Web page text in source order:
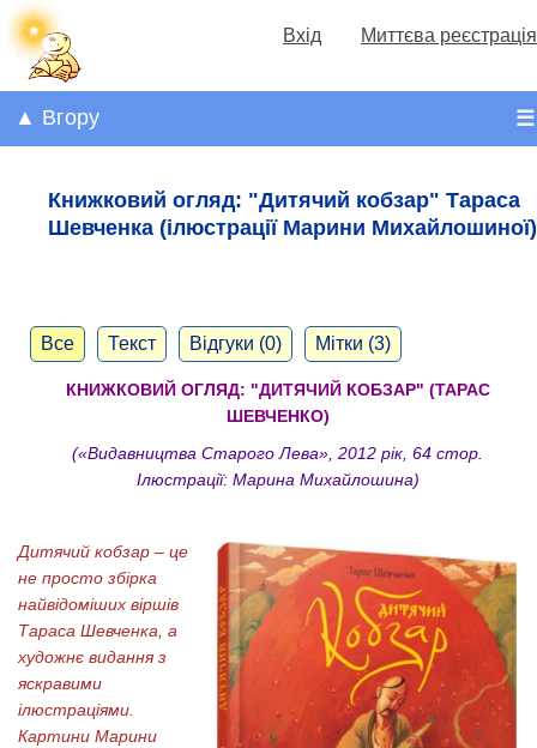
Вхід Миттєва реєстрація
☰
▲ Вгору
Книжковий огляд: "Дитячий кобзар" Тараса
Шевченка (ілюстрації Марини Михайлошиної)
Все Текст Відгуки (0) Мітки (3)
КНИЖКОВИЙ ОГЛЯД: "ДИТЯЧИЙ КОБЗАР" (ТАРАС
ШЕВЧЕНКО)
(«Видавництва Старого Лева», 2012 рік, 64 стор.
Ілюстрації: Марина Михайлошина)
Дитячий кобзар – це
не просто збірка
найвідоміших віршів
Тараса Шевченка, а
художнє видання з
яскравими
ілюстраціями.
Картини Марини